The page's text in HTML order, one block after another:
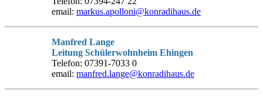
email: markus.apolloni@konradihaus.de
Manfred Lange
Leitung Schülerwohnheim Ehingen
Telefon: 07391-7033 0
email: manfred.lange@konradihaus.de